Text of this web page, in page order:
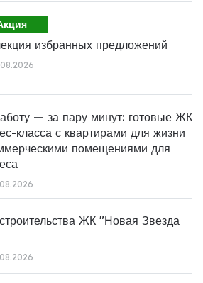
избранных предложений
— за пару минут: готовые ЖК
класса с квартирами для жизни
помещениями для
ЖК "Новая Звезда